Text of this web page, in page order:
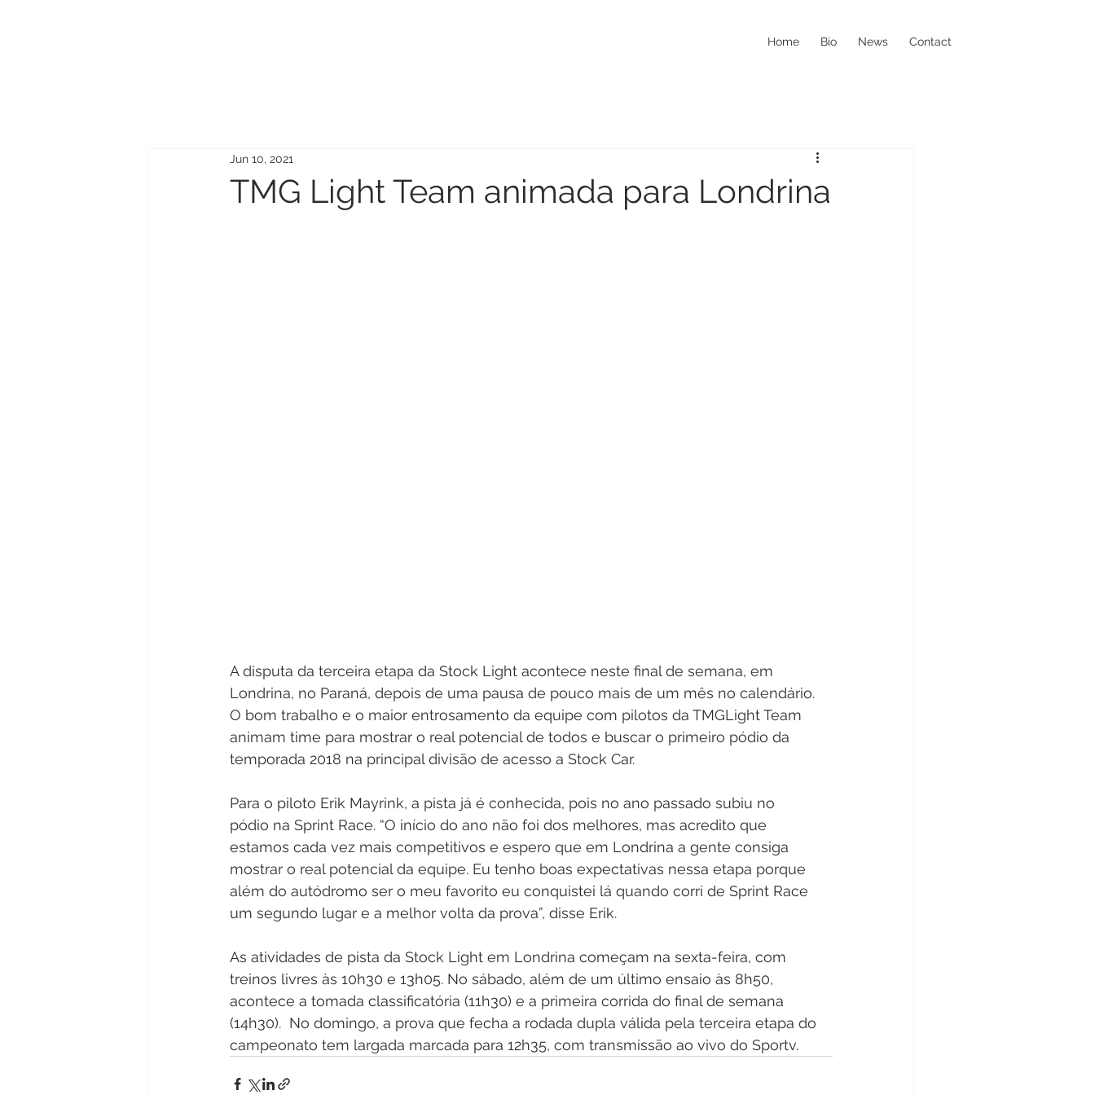
Home Bio News Contact
TMG Light Team animada para Londrina
Jun 10, 2021
A disputa da terceira etapa da Stock Light acontece neste final de semana, em
Londrina, no Paraná, depois de uma pausa de pouco mais de um mês no calendário.
O bom trabalho e o maior entrosamento da equipe com pilotos da TMGLight Team
animam time para mostrar o real potencial de todos e buscar o primeiro pódio da
temporada 2018 na principal divisão de acesso a Stock Car.
Para o piloto Erik Mayrink, a pista já é conhecida, pois no ano passado subiu no
pódio na Sprint Race. “O início do ano não foi dos melhores, mas acredito que
estamos cada vez mais competitivos e espero que em Londrina a gente consiga
mostrar o real potencial da equipe. Eu tenho boas expectativas nessa etapa porque
além do autódromo ser o meu favorito eu conquistei lá quando corri de Sprint Race
um segundo lugar e a melhor volta da prova”, disse Erik.
As atividades de pista da Stock Light em Londrina começam na sexta-feira, com
treinos livres às 10h30 e 13h05. No sábado, além de um último ensaio às 8h50,
acontece a tomada classificatória (11h30) e a primeira corrida do final de semana
(14h30).  No domingo, a prova que fecha a rodada dupla válida pela terceira etapa do
campeonato tem largada marcada para 12h35, com transmissão ao vivo do Sportv.